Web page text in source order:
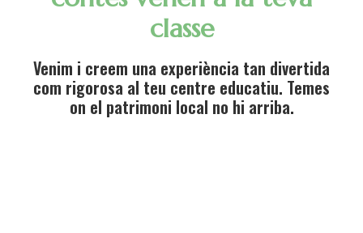
classe
Venim i creem una experiència tan divertida
com rigorosa al teu centre educatiu. Temes
on el patrimoni local no hi arriba.